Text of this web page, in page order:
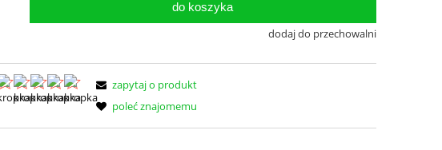
do koszyka
dodaj do przechowalni
zapytaj o produkt
poleć znajomemu